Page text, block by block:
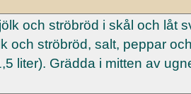
och ströbröd i skål och låt
och ströbröd, salt, peppar
liter). Grädda i mitten av